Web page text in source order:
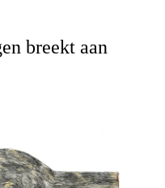
breekt aan